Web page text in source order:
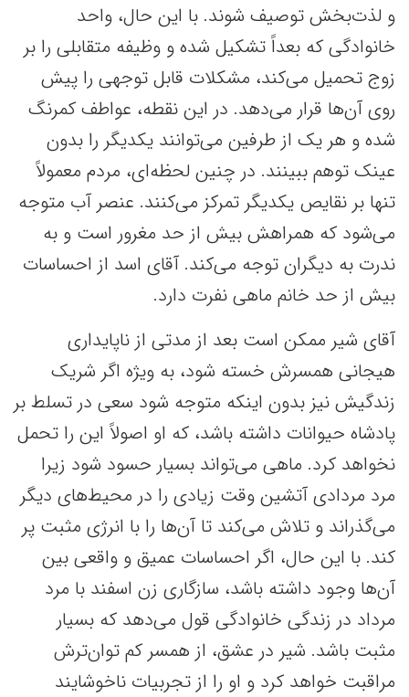
و لذت‌بخش توصیف شوند. با این حال، واحد
خانوادگی که بعداً تشکیل شده و وظیفه متقابلی را بر
زوج تحمیل می‌کند، مشکلات قابل توجهی را پیش
روی آن‌ها قرار می‌دهد. در این نقطه، عواطف کمرنگ
شده‌ و هر یک از طرفین می‌توانند یکدیگر را بدون
عینک‌ توهم ببینند. در چنین لحظه‌ای، مردم معمولاً
تنها بر نقایص یکدیگر تمرکز می‌کنند. عنصر آب متوجه
می‌شود که همراهش بیش از حد مغرور است و به
ندرت به دیگران توجه می‌کند. آقای اسد از احساسات
بیش از حد خانم ماهی نفرت دارد.
آقای شیر ممکن است بعد از مدتی از ناپایداری
هیجانی همسرش خسته شود، به ویژه اگر شریک
زندگیش نیز بدون اینکه متوجه شود سعی در تسلط بر
پادشاه حیوانات داشته باشد، که او اصولاً این را تحمل
نخواهد کرد. ماهی می‌تواند بسیار حسود شود زیرا
مرد مردادی آتشین وقت زیادی را در محیط‌های دیگر
می‌گذراند و تلاش می‌کند تا آن‌ها را با انرژی مثبت پر
کند. با این حال، اگر احساسات عمیق و واقعی بین
آن‌ها وجود داشته باشد، سازگاری زن اسفند با مرد
مرداد در زندگی خانوادگی قول می‌دهد که بسیار
مثبت باشد. شیر در عشق، از همسر کم توان‌ترش
مراقبت خواهد کرد و او را از تجربیات ناخوشایند